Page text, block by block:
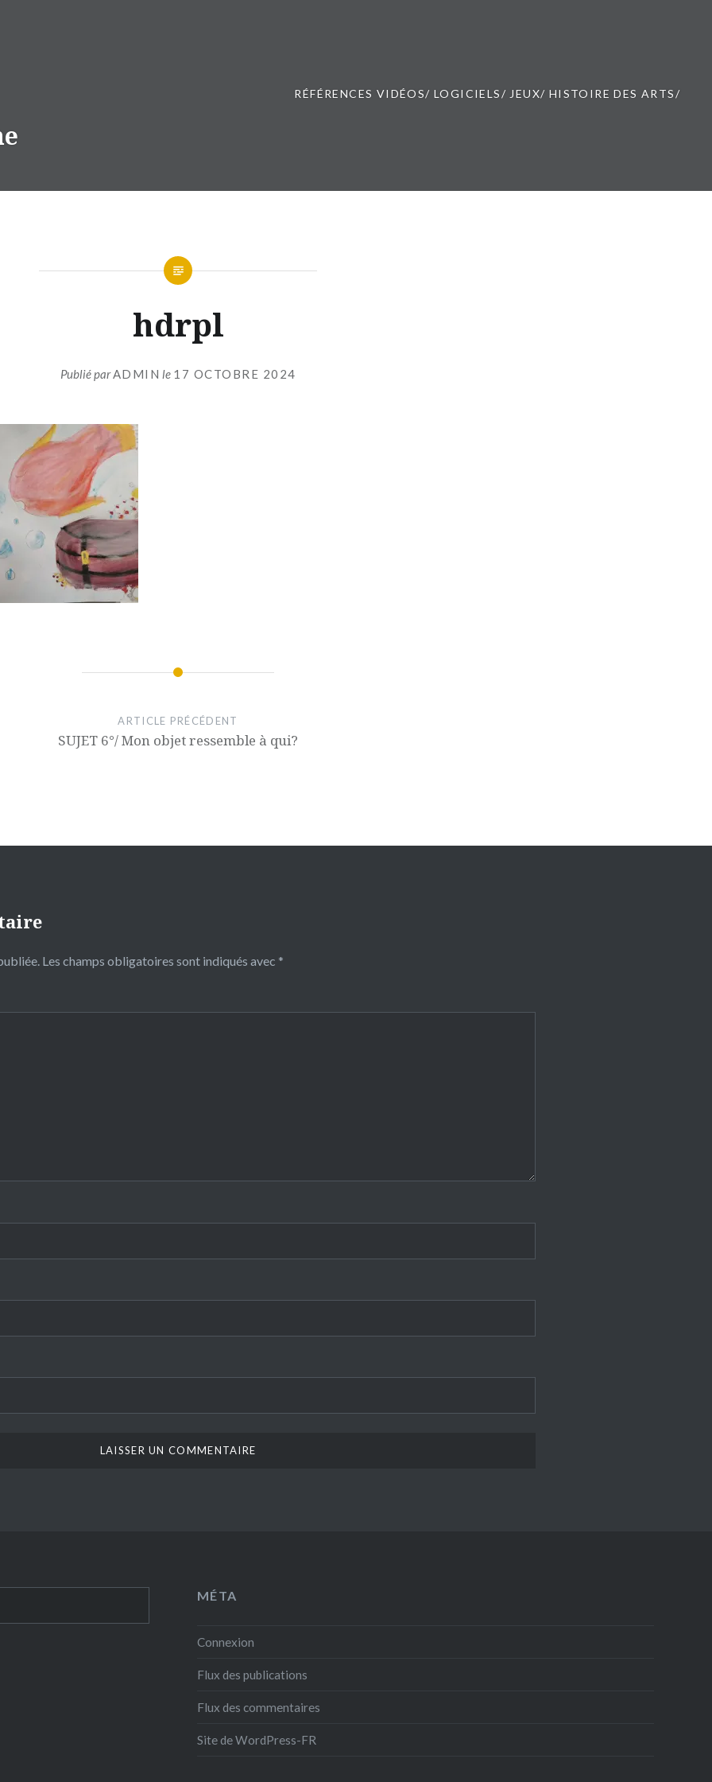
RÉFÉRENCES VIDÉOS/ LOGICIELS/ JEUX/ HISTOIRE DES ARTS/
hdrpl
Publié parADMIN le 17 OCTOBRE 2024
ARTICLE PRÉCÉDENT
SUJET 6°/ Mon objet ressemble à qui?
Les champs obligatoires sont indiqués avec *
MÉTA
Connexion
Flux des publications
Flux des commentaires
Site de WordPress-FR